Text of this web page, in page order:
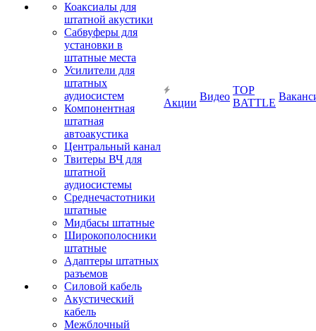
Коаксиалы для
штатной акустики
Сабвуферы для
установки в
штатные места
Усилители для
штатных
аудиосистем
Компонентная
штатная
автоакустика
Центральный канал
Твитеры ВЧ для
штатной
аудиосистемы
Среднечастотники
штатные
Мидбасы штатные
Широкополосники
штатные
Адаптеры штатных
разъемов
Силовой кабель
Акустический
кабель
Межблочный
Акции
Видео
TOP
BATTLE